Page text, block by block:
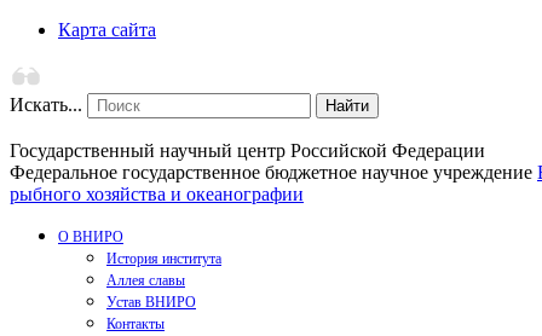
Карта сайта
Искать... Найти
Государственный научный центр Российской Федерации
Федеральное государственное бюджетное научное учреждение
рыбного хозяйства и океанографии
О ВНИРО
История института
Аллея славы
Устав ВНИРО
Контакты